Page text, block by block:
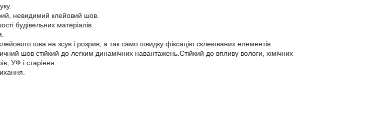
невидимий клейовий шов.
будівельних матеріалів.
шва на зсув і розрив, а так само швидку фіксацію склеюваних елементів.
шов стійкий до легким динамічних навантажень.Стійкий до впливу вологи, хімічних
УФ і старіння.